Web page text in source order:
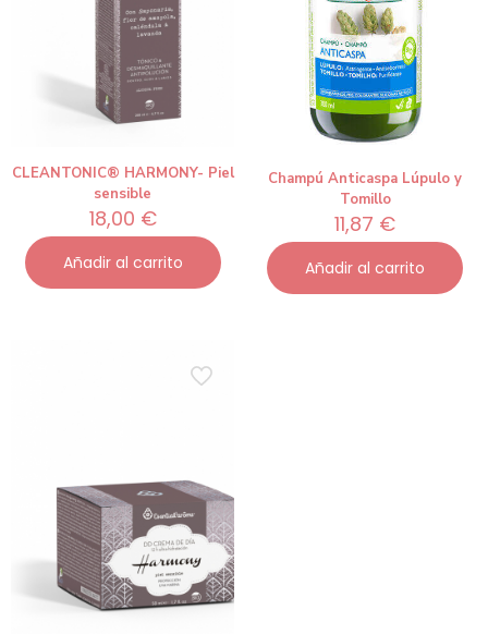
CLEANTONIC® HARMONY- Piel
sensible
18,00 €
Añadir al carrito
Champú Anticaspa Lúpulo y
Tomillo
11,87 €
Añadir al carrito